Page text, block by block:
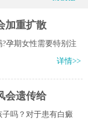
加重扩散
孕期女性需要特别注
详情>>
会遗传给
吗？对于患有白癜